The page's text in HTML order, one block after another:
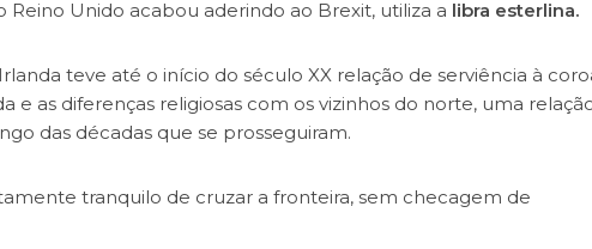
Reino Unido acabou aderindo ao Brexit, utiliza a libra esterlina.
teve até o início do século XX relação de serviência à
e as diferenças religiosas com os vizinhos do norte, uma
das décadas que se prosseguiram.
tranquilo de cruzar a fronteira, sem checagem de